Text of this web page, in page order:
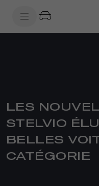
LES
STELVIO
BELLES
CATÉGORIE